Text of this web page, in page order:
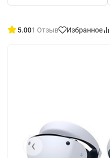
5.001 Отзыв Избранное
‹